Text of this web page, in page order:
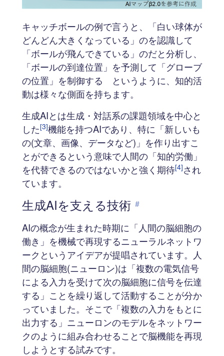
キャッチボールの例で言うと、「白い球体が
どんどん大きくなっている」のを認識して
「ボールが飛んできている」のだと分析し、
「ボールの到達位置」を予測して「グローブ
の位置」を制御する というように、知的活
動は様々な側面を持ちます。
生成AIとは生成・対話系の課題領域を中心と
した[3]機能を持つAIであり、特に「新しいも
の(文章、画像、データなど)」を作り出すこ
とができるという意味で人間の「知的労働」
を代替できるのではないかと強く期待[4]され
ています。
生成AIを支える技術 #
AIの概念が生まれた時期に「人間の脳細胞の
働き」を機械で再現するニューラルネットワ
ークというアイデアが提唱されています。人
間の脳細胞(ニューロン)は「複数の電気信号
による入力を受けて次の脳細胞に信号を伝達
する」ことを繰り返して活動することが分か
っていました。そこで「複数の入力をもとに
出力する」ニューロンのモデルをネットワー
クのように組み合わせることで脳機能を再現
しようとする試みです。